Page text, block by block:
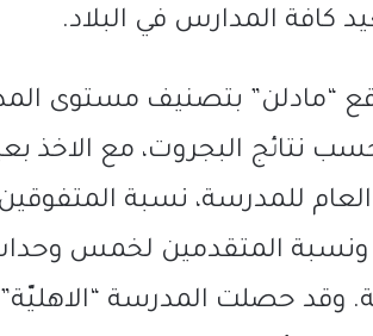
كافة المدارس في البلاد.
نتائج البجروت، مع الاخذ
للمدرسة، نسبة
المتقدمين لخمس